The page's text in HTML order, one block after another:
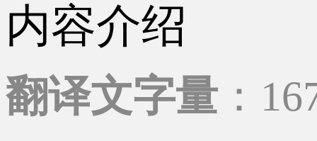
内容介绍
翻译文字量 ：